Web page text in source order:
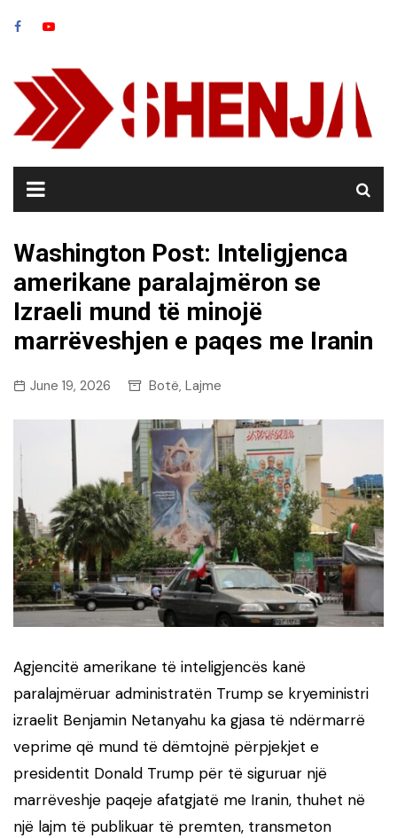
Washington Post: Inteligjenca
amerikane paralajmëron se
Izraeli mund të minojë
marrëveshjen e paqes me Iranin
June 19, 2026 Botë, Lajme
Agjencitë amerikane të inteligjencës kanë
paralajmëruar administratën Trump se kryeministri
izraelit Benjamin Netanyahu ka gjasa të ndërmarrë
veprime që mund të dëmtojnë përpjekjet e
presidentit Donald Trump për të siguruar një
marrëveshje paqeje afatgjatë me Iranin, thuhet në
një lajm të publikuar të premten, transmeton